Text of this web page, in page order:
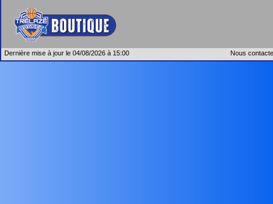
Dernière mise à jour le 04/08/2026 à 15:00 Nous